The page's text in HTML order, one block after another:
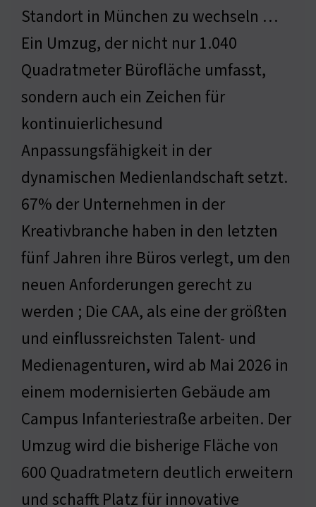
Standort in München zu wechseln …
Ein Umzug, der nicht nur 1.040
Quadratmeter Bürofläche umfasst,
sondern auch ein Zeichen für
kontinuierlichesund
Anpassungsfähigkeit in der
dynamischen Medienlandschaft setzt.
67% der Unternehmen in der
Kreativbranche haben in den letzten
fünf Jahren ihre Büros verlegt, um den
neuen Anforderungen gerecht zu
werden ; Die CAA, als eine der größten
und einflussreichsten Talent- und
Medienagenturen, wird ab Mai 2026 in
einem modernisierten Gebäude am
Campus Infanteriestraße arbeiten. Der
Umzug wird die bisherige Fläche von
600 Quadratmetern deutlich erweitern
und schafft Platz für innovative